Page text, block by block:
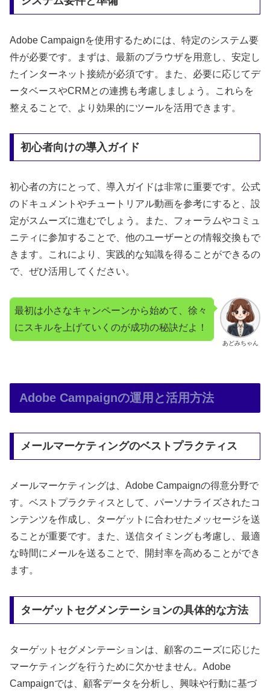
Adobe Campaignを使用するためには、特定のシステム要
件が必要です。まずは、最新のブラウザを用意し、安定し
たインターネット接続が必須です。また、必要に応じてデ
ータベースやCRMとの連携も考慮しましょう。これらを
整えることで、より効果的にツールを活用できます。
初心者向けの導入ガイド
初心者の方にとって、導入ガイドは非常に重要です。公式
のドキュメントやチュートリアル動画を参考にすると、設
定がスムーズに進むでしょう。また、フォーラムやコミュ
ニティに参加することで、他のユーザーとの情報交換もで
きます。これにより、実践的な知識を得ることができるの
で、ぜひ活用してください。
あどみちゃん
最初は小さなキャンペーンから始めて、徐々
にスキルを上げていくのが成功の秘訣だよ！
Adobe Campaignの運用と活用方法
メールマーケティングのベストプラクティス
メールマーケティングは、Adobe Campaignの得意分野で
す。ベストプラクティスとして、パーソナライズされたコ
ンテンツを作成し、ターゲットに合わせたメッセージを送
ることが重要です。また、送信タイミングも考慮し、最適
な時間にメールを送ることで、開封率を高めることができ
ます。
ターゲットセグメンテーションの具体的な方法
ターゲットセグメンテーションは、顧客のニーズに応じた
マーケティングを行うために欠かせません。Adobe
Campaignでは、顧客データを分析し、興味や行動に基づ